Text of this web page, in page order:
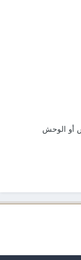
أو الوحش